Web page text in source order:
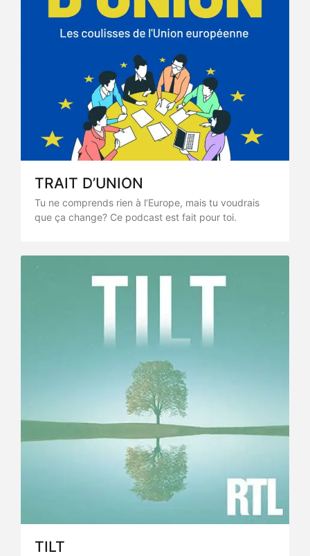
TRAIT D’UNION
Tu ne comprends rien à l’Europe, mais tu voudrais
que ça change? Ce podcast est fait pour toi.
TILT